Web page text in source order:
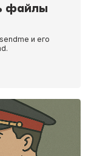
файлы
и его